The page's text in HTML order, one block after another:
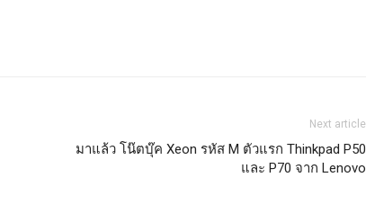
Next article
มาแล้ว โน๊ตบุ๊ค Xeon รหัส M ตัวแรก Thinkpad P50
และ P70 จาก Lenovo